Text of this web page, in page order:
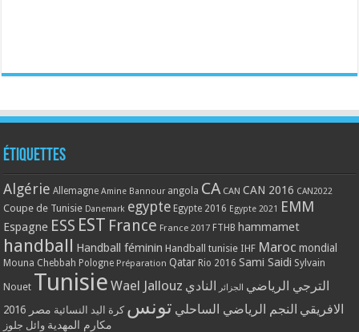
Étiquettes
Algérie Allemagne Amine Bannour angola CA CAN CAN 2016 CAN2022
Coupe de Tunisie Danemark egypte Egypte 2016 Egypte 2021 EMM
Espagne ESS EST France France 2017 FTHB hammamet
handball Handball féminin Handball tunisie IHF Maroc mondial
Mouna Chebbah Pologne Préparation Qatar Rio 2016 Sami Saidi Sylvain
Nouet Tunisie Wael Jallouz الترجي الرياضي الجزائر النادي
الافريقي النجم الرياضي الساحلي تونس كرة اليد النسائية مصر 2016
مكارم المهدية وائل جلوز